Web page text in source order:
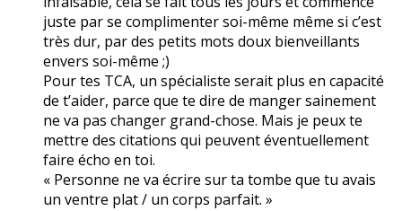
juste par se complimenter soi-même même si c’est
très dur, par des petits mots doux bienveillants
envers soi-même ;)
Pour tes TCA, un spécialiste serait plus en capacité
de t’aider, parce que te dire de manger sainement
ne va pas changer grand-chose. Mais je peux te
mettre des citations qui peuvent éventuellement
faire écho en toi.
« Personne ne va écrire sur ta tombe que tu avais
un ventre plat / un corps parfait. »